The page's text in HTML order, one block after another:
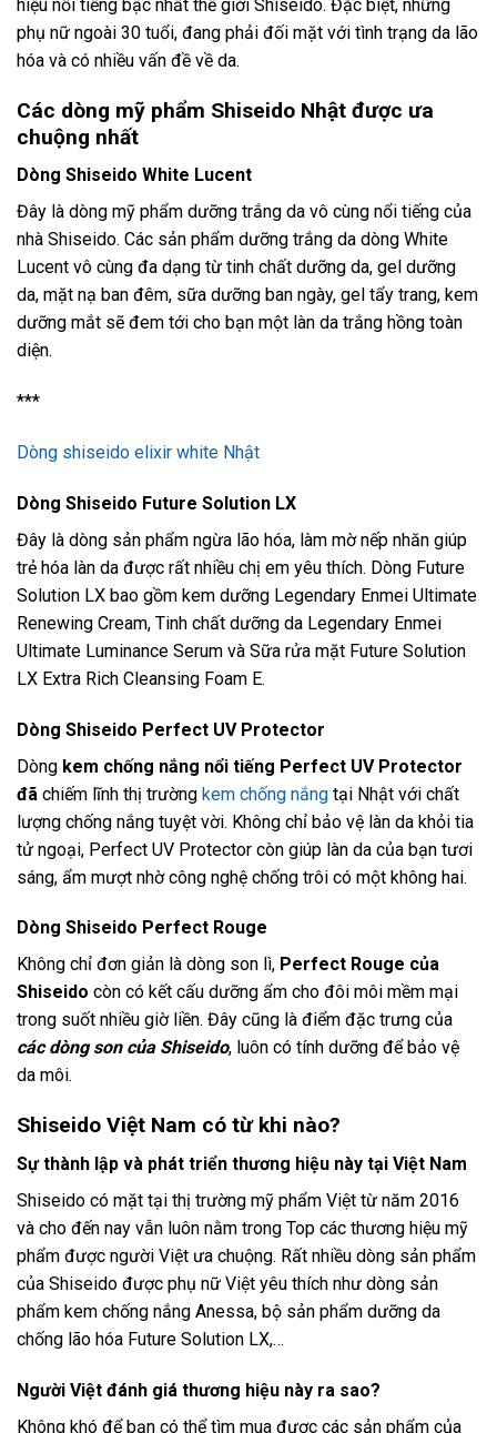
hiệu nổi tiếng bậc nhất thế giới Shiseido. Đặc biệt, những
phụ nữ ngoài 30 tuổi, đang phải đối mặt với tình trạng da lão
hóa và có nhiều vấn đề về da.
Các dòng mỹ phẩm Shiseido Nhật được ưa
chuộng nhất
Dòng Shiseido White Lucent
Đây là dòng mỹ phẩm dưỡng trắng da vô cùng nổi tiếng của
nhà Shiseido. Các sản phẩm dưỡng trắng da dòng White
Lucent vô cùng đa dạng từ tinh chất dưỡng da, gel dưỡng
da, mặt nạ ban đêm, sữa dưỡng ban ngày, gel tẩy trang, kem
dưỡng mắt sẽ đem tới cho bạn một làn da trắng hồng toàn
diện.
***
Dòng shiseido elixir white Nhật
Dòng Shiseido Future Solution LX
Đây là dòng sản phẩm ngừa lão hóa, làm mờ nếp nhăn giúp
trẻ hóa làn da được rất nhiều chị em yêu thích. Dòng Future
Solution LX bao gồm kem dưỡng Legendary Enmei Ultimate
Renewing Cream, Tinh chất dưỡng da Legendary Enmei
Ultimate Luminance Serum và Sữa rửa mặt Future Solution
LX Extra Rich Cleansing Foam E.
Dòng Shiseido Perfect UV Protector
Dòng kem chống nắng nổi tiếng Perfect UV Protector
đã chiếm lĩnh thị trường kem chống nắng tại Nhật với chất
lượng chống nắng tuyệt vời. Không chỉ bảo vệ làn da khỏi tia
tử ngoại, Perfect UV Protector còn giúp làn da của bạn tươi
sáng, ẩm mượt nhờ công nghệ chống trôi có một không hai.
Dòng Shiseido Perfect Rouge
Không chỉ đơn giản là dòng son lì, Perfect Rouge của
Shiseido còn có kết cấu dưỡng ẩm cho đôi môi mềm mại
trong suốt nhiều giờ liền. Đây cũng là điểm đặc trưng của
các dòng son của Shiseido, luôn có tính dưỡng để bảo vệ
da môi.
Shiseido Việt Nam có từ khi nào?
Sự thành lập và phát triển thương hiệu này tại Việt Nam
Shiseido có mặt tại thị trường mỹ phẩm Việt từ năm 2016
và cho đến nay vẫn luôn nằm trong Top các thương hiệu mỹ
phẩm được người Việt ưa chuộng. Rất nhiều dòng sản phẩm
của Shiseido được phụ nữ Việt yêu thích như dòng sản
phẩm kem chống nắng Anessa, bộ sản phẩm dưỡng da
chống lão hóa Future Solution LX,…
Người Việt đánh giá thương hiệu này ra sao?
Không khó để bạn có thể tìm mua được các sản phẩm của